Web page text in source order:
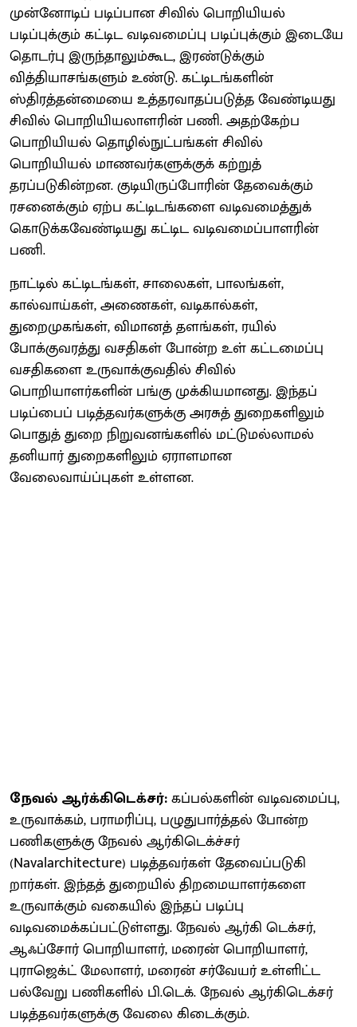
முன்னோடிப் படிப்பான சிவில் பொறியியல்
படிப்புக்கும் கட்டிட வடிவமைப்பு படிப்புக்கும் இடையே
தொடர்பு இருந்தாலும்கூட, இரண்டுக்கும்
வித்தியாசங்களும் உண்டு. கட்டிடங்களின்
ஸ்திரத்தன்மையை உத்தரவாதப்படுத்த வேண்டியது
சிவில் பொறியியலாளரின் பணி. அதற்கேற்ப
பொறியியல் தொழில்நுட்பங்கள் சிவில்
பொறியியல் மாணவர்களுக்குக் கற்றுத்
தரப்படுகின்றன. குடியிருப்போரின் தேவைக்கும்
ரசனைக்கும் ஏற்ப கட்டிடங்களை வடிவமைத்துக்
கொடுக்கவேண்டியது கட்டிட வடிவமைப்பாளரின்
பணி.
நாட்டில் கட்டிடங்கள், சாலைகள், பாலங்கள்,
கால்வாய்கள், அணைகள், வடிகால்கள்,
துறைமுகங்கள், விமானத் தளங்கள், ரயில்
போக்குவரத்து வசதிகள் போன்ற உள் கட்டமைப்பு
வசதிகளை உருவாக்குவதில் சிவில்
பொறியாளர்களின் பங்கு முக்கியமானது. இந்தப்
படிப்பைப் படித்தவர்களுக்கு அரசுத் துறைகளிலும்
பொதுத் துறை நிறுவனங்களில் மட்டுமல்லாமல்
தனியார் துறைகளிலும் ஏராளமான
வேலைவாய்ப்புகள் உள்ளன.
நேவல் ஆர்க்கிடெக்சர்:கப்பல்களின் வடிவமைப்பு,
உருவாக்கம், பராமரிப்பு, பழுதுபார்த்தல் போன்ற
பணிகளுக்கு நேவல் ஆர்கிடெக்ச்சர்
(Navalarchitecture) படித்தவர்கள் தேவைப்படுகி
றார்கள். இந்தத் துறையில் திறமையாளர்களை
உருவாக்கும் வகையில் இந்தப் படிப்பு
வடிவமைக்கப்பட்டுள்ளது. நேவல் ஆர்கி டெக்சர்,
ஆஃப்சோர் பொறியாளர், மரைன் பொறியாளர்,
புராஜெக்ட் மேலாளர், மரைன் சர்வேயர் உள்ளிட்ட
பல்வேறு பணிகளில் பி.டெக். நேவல் ஆர்கிடெக்சர்
படித்தவர்களுக்கு வேலை கிடைக்கும்.